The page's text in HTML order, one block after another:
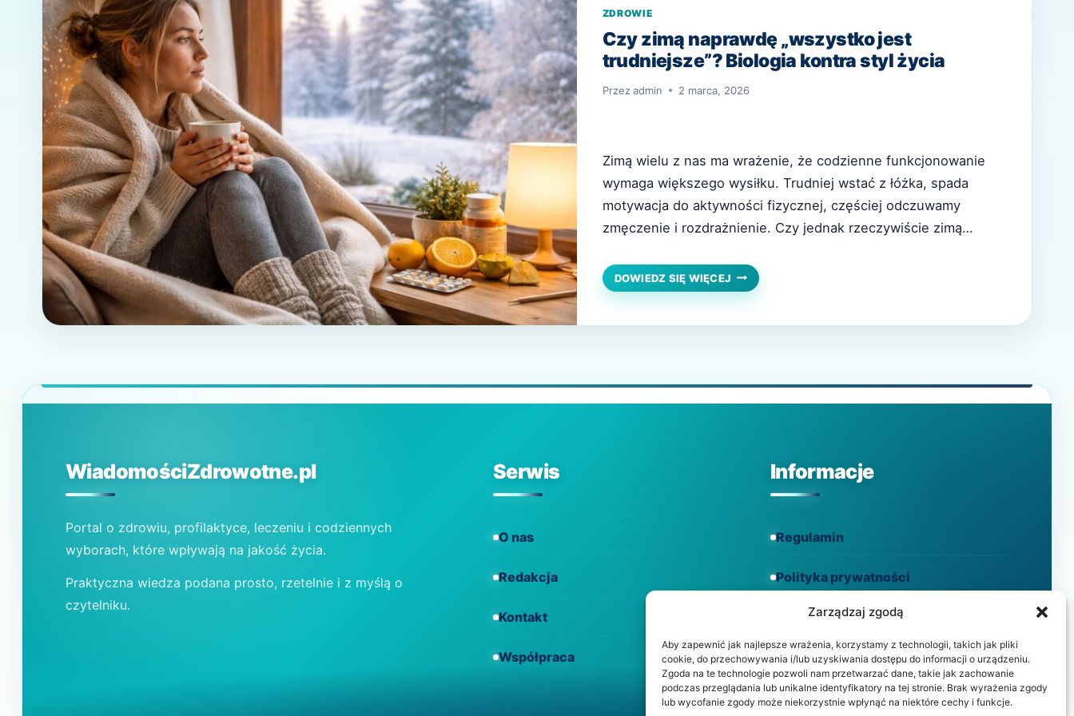
Zarządzaj zgodą
Aby zapewnić jak najlepsze wrażenia, korzystamy z technologii, takich jak pliki
cookie, do przechowywania i/lub uzyskiwania dostępu do informacji o urządzeniu.
Zgoda na te technologie pozwoli nam przetwarzać dane, takie jak zachowanie
podczas przeglądania lub unikalne identyfikatory na tej stronie. Brak wyrażenia zgody
lub wycofanie zgody może niekorzystnie wpłynąć na niektóre cechy i funkcje.
ZDROWIE
Czy zimą naprawdę „wszystko jest
trudniejsze”? Biologia kontra styl życia
Przez admin 2 marca, 2026
Zimą wielu z nas ma wrażenie, że codzienne funkcjonowanie
wymaga większego wysiłku. Trudniej wstać z łóżka, spada
motywacja do aktywności fizycznej, częściej odczuwamy
zmęczenie i rozdrażnienie. Czy jednak rzeczywiście zimą
naszych nawyków? Odpowiedź leży na styku biologii i
środowiska, w którym funkcjonujemy. Z perspektywy zdrowia…
DOWIEDZ SIĘ WIĘCEJ CZY
ZIMĄ
KONTRA
STYL
WiadomościZdrowotne.pl
Portal o zdrowiu, profilaktyce, leczeniu i codziennych
wyborach, które wpływają na jakość życia.
Praktyczna wiedza podana prosto, rzetelnie i z myślą o
czytelniku.
Serwis
O nas
Redakcja
Kontakt
Współpraca
Informacje
Regulamin
Polityka prywatności
Polityka cookies